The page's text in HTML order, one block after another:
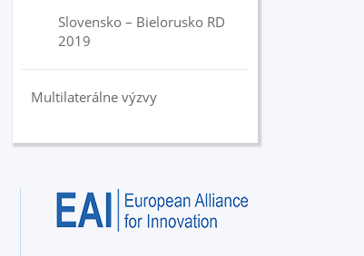
Slovensko – Bielorusko RD
2019
Multilaterálne výzvy